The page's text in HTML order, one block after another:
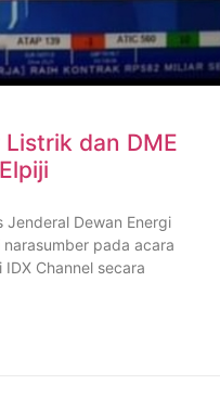
dan DME
Dewan Energi
pada acara
Channel secara